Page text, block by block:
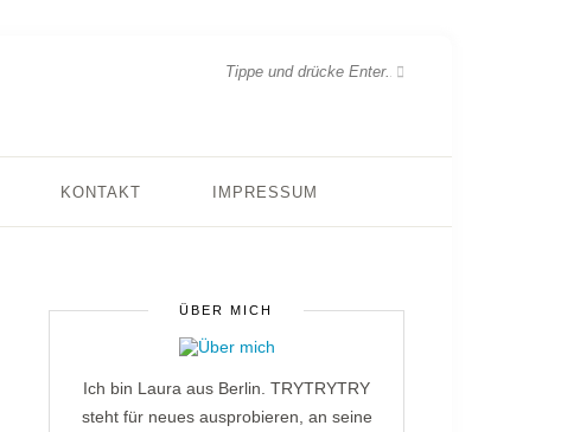
KONTAKT IMPRESSUM
ÜBER MICH
Ich bin Laura aus Berlin. TRYTRYTRY
steht für neues ausprobieren, an seine